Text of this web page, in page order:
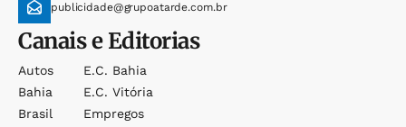
publicidade@grupoatarde.com.br
Canais e Editorias
Autos
Bahia
Brasil
E.c. Bahia
E.c. Vitória
Empregos